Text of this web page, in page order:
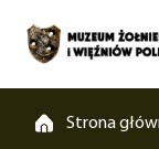
Strona